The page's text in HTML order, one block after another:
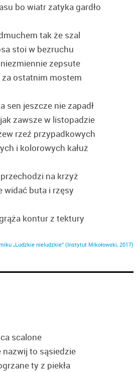
bo wiatr zatyka gardło
tak że szal
stoi w bezruchu
zepsute
ostatnim mostem
sen jeszcze nie zapadł
zawsze w listopadzie
rzeź przypadkowych
i kolorowych kałuż
na krzyż
widać buta i rzęsy
kontur z tektury
„Ludzkie nieludzkie” (Instytut Mikołowski, 2017)
scalone
nazwij to sąsiedzie
ty z piekła